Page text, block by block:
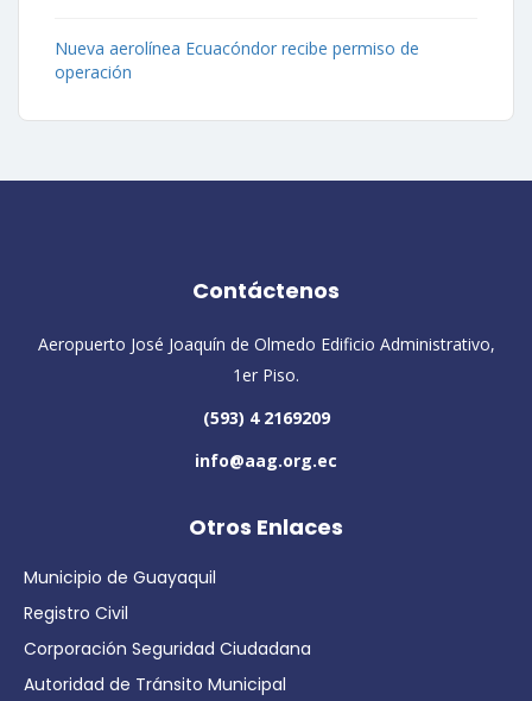
Nueva aerolínea Ecuacóndor recibe permiso de
operación
Contáctenos
Aeropuerto José Joaquín de Olmedo Edificio Administrativo,
1er Piso.
(593) 4 2169209
info@aag.org.ec
Otros Enlaces
Municipio de Guayaquil
Registro Civil
Corporación Seguridad Ciudadana
Autoridad de Tránsito Municipal